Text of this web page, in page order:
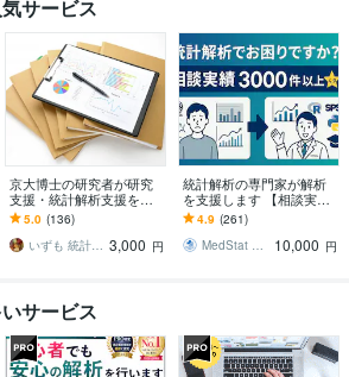
サービス
京大博士の研究者が研究
支援・統計解析支援を行
います あなたの論文や発
表に説得力と科学的妥当
性を与えます
5.0 (136)
いずも 統計学術研究支援室 3,000 円
統計解析の専門家が解析
を支援します 【相談実績3
000件以上】最高水準の解
析支援で成果を最大化
4.9 (261)
MedStat Pro（解析・論文支援）
10,000 円
サービス